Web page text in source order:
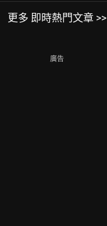
更多 即時熱門文章 >>
廣告